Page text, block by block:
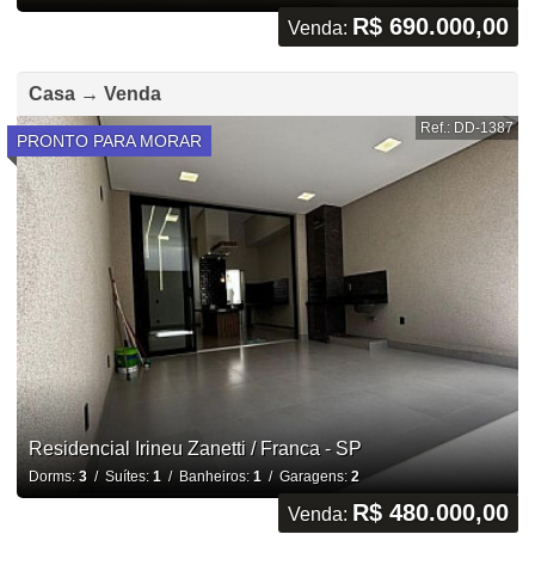
Venda: R$ 690.000,00
Casa → Venda
PRONTO PARA MORAR
Ref.: DD-1387
Residencial Irineu Zanetti / Franca - SP
Dorms: 3/ Suítes: 1 / Banheiros: 1 / Garagens: 2
Venda: R$ 480.000,00